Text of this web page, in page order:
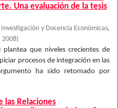
Una evaluación de la tesis
y Docencia Económicas,
2008)
que niveles crecientes de
procesos de integración en las
ha sido retomado por
las Relaciones